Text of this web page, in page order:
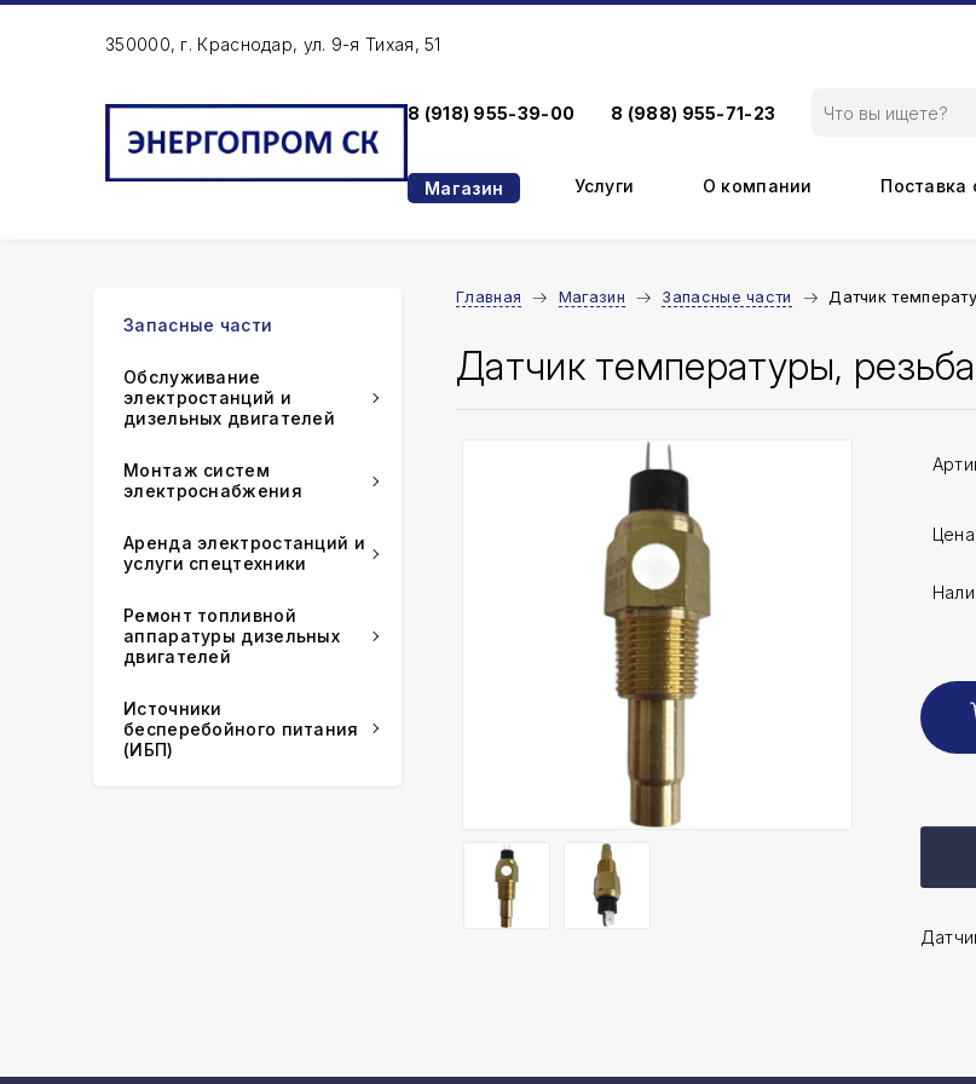
350000, г. Краснодар, ул. 9-я Тихая, 51
8 (918) 955-39-00 8 (988) 955-71-23
Магазин Услуги О компании Поставка
Запасные части
Обслуживание
электростанций и
дизельных двигателей
Монтаж систем
электроснабжения
Аренда электростанций и
услуги спецтехники
Ремонт топливной
аппаратуры дизельных
двигателей
Источники
бесперебойного питания
(ИБП)
Главная Магазин Запасные части Датчик
Датчик температуры,
Цена: